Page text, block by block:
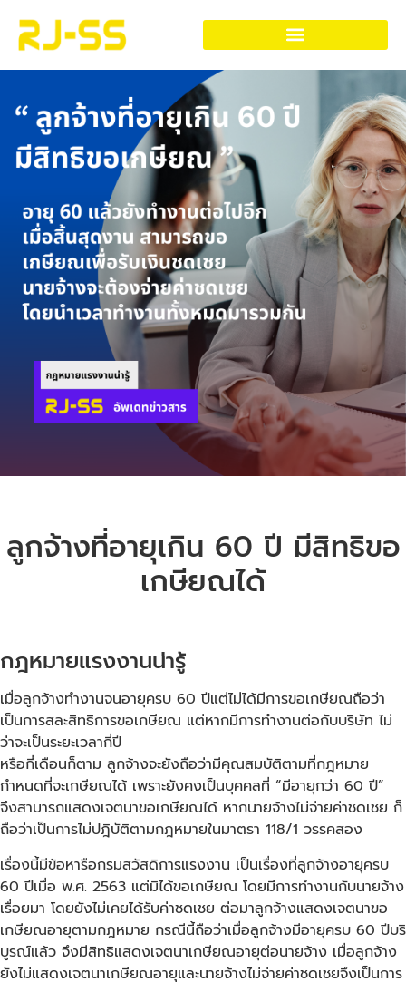
ลูกจ้างที่อายุเกิน 60 ปี มีสิทธิขอ
เกษียณได้
กฎหมายแรงงานน่ารู้
เมื่อลูกจ้างทำงานจนอายุครบ 60 ปีแต่ไม่ได้มีการขอเกษียณถือว่า
เป็นการสละสิทธิการขอเกษียณ แต่หากมีการทำงานต่อกับบริษัท ไม่
ว่าจะเป็นระยะเวลากี่ปี
หรือกี่เดือนก็ตาม ลูกจ้างจะยังถือว่ามีคุณสมบัติตามที่กฎหมาย
กำหนดที่จะเกษียณได้ เพราะยังคงเป็นบุคคลที่ “มีอายุกว่า 60 ปี”
จึงสามารถแสดงเจตนาขอเกษียณได้ หากนายจ้างไม่จ่ายค่าชดเชย ก็
ถือว่าเป็นการไม่ปฎิบัติตามกฎหมายในมาตรา 118/1 วรรคสอง
เรื่องนี้มีข้อหารือกรมสวัสดิการแรงงาน เป็นเรื่องที่ลูกจ้างอายุครบ
60 ปีเมื่อ พ.ศ. 2563 แต่มิได้ขอเกษียณ โดยมีการทำงานกับนายจ้าง
เรื่อยมา โดยยังไม่เคยได้รับค่าชดเชย ต่อมาลูกจ้างแสดงเจตนาขอ
เกษียณอายุตามกฎหมาย กรณีนี้ถือว่าเมื่อลูกจ้างมีอายุครบ 60 ปีบริ
บูรณ์แล้ว จึงมีสิทธิแสดงเจตนาเกษียณอายุต่อนายจ้าง เมื่อลูกจ้าง
ยังไม่แสดงเจตนาเกษียณอายุและนายจ้างไม่จ่ายค่าชดเชยจึงเป็นการ